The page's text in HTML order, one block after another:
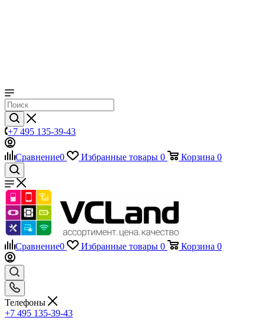
+7 495 135-39-43
Сравнение0 Избранные товары 0 Корзина 0
Сравнение0 Избранные товары 0 Корзина 0
Телефоны
+7 495 135-39-43